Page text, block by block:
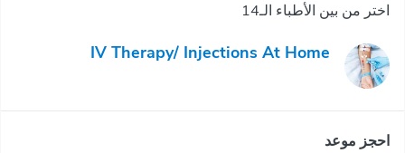
اختر من بين الأطباء الـ14
IV Therapy/ Injections At Home
احجز موعد